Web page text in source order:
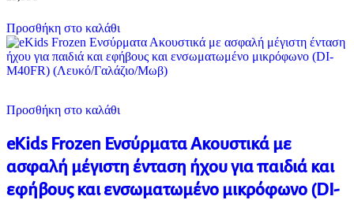
Προσθήκη στο καλάθι
Προσθήκη στο καλάθι
eKids Frozen Ενσύρματα Ακουστικά με
ασφαλή μέγιστη ένταση ήχου για παιδιά και
εφήβους και ενσωματωμένο μικρόφωνο (DI-